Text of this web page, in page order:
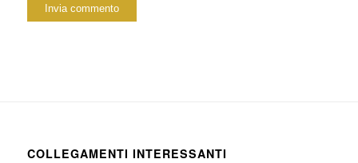
COLLEGAMENTI INTERESSANTI